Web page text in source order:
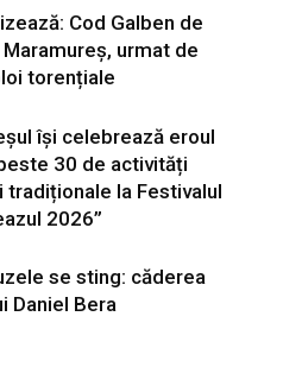
Cod Galben de
Maramureș, urmat de
torențiale
își celebrează eroul
30 de activități
tradiționale la Festivalul
2026”
se sting: căderea
Daniel Bera